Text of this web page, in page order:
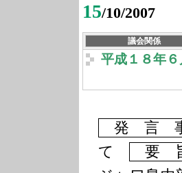
15/10/2007
議会関係
平成１８年
発 言
て
要